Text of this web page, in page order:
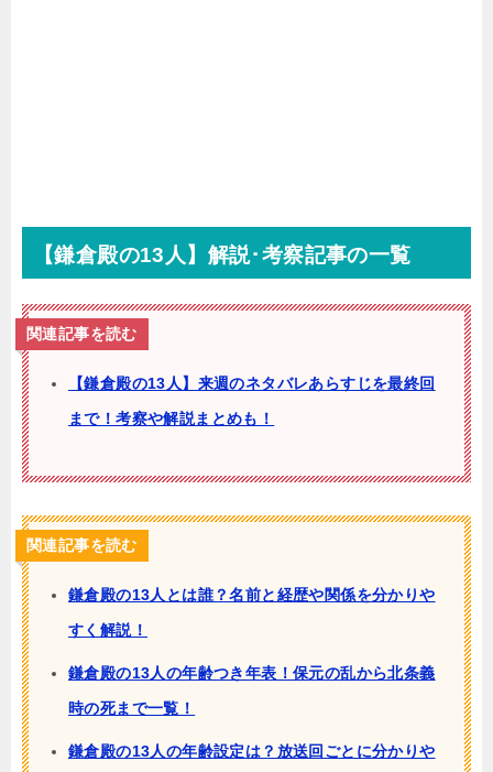
【鎌倉殿の13人】解説･考察記事の一覧
関連記事を読む
【鎌倉殿の13人】来週のネタバレあらすじを最終回
まで！考察や解説まとめも！
関連記事を読む
鎌倉殿の13人とは誰？名前と経歴や関係を分かりや
すく解説！
鎌倉殿の13人の年齢つき年表！保元の乱から北条義
時の死まで一覧！
鎌倉殿の13人の年齢設定は？放送回ごとに分かりや